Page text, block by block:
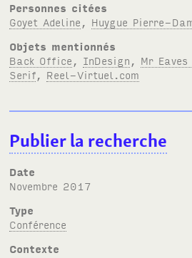
Personnes citées
Goyet Adeline , Huygue Pierre-
Objets mentionnés
Back Office , InDesign , Mr Eaves
Serif, Reel-Virtuel.com
Publier la recherche
Date
novembre 2017
Type
Conférence
Contexte